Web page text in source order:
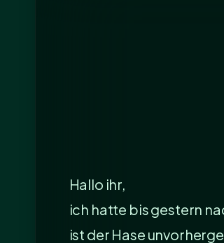
Hallo ihr,
ich hatte bis gestern
ist der Hase